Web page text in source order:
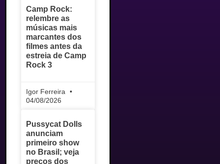
Camp Rock:
relembre as
músicas mais
marcantes dos
filmes antes da
estreia de Camp
Rock 3
Igor Ferreira
04/08/2026
Pussycat Dolls
anunciam
primeiro show
no Brasil; veja
preços dos